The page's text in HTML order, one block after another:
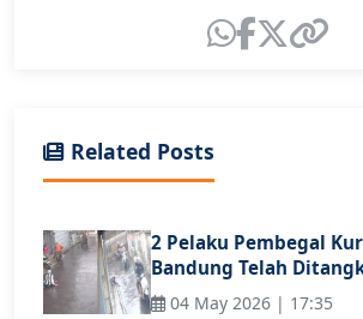
Related Posts
2 Pelaku Pembegal
Bandung Telah
04 May 2026 | 17:35